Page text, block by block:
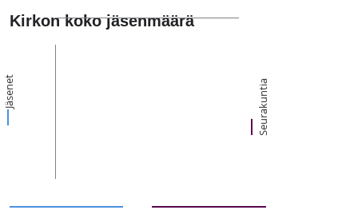
Kirkon koko jäsenmäärä
Jäsenet Seurakuntia